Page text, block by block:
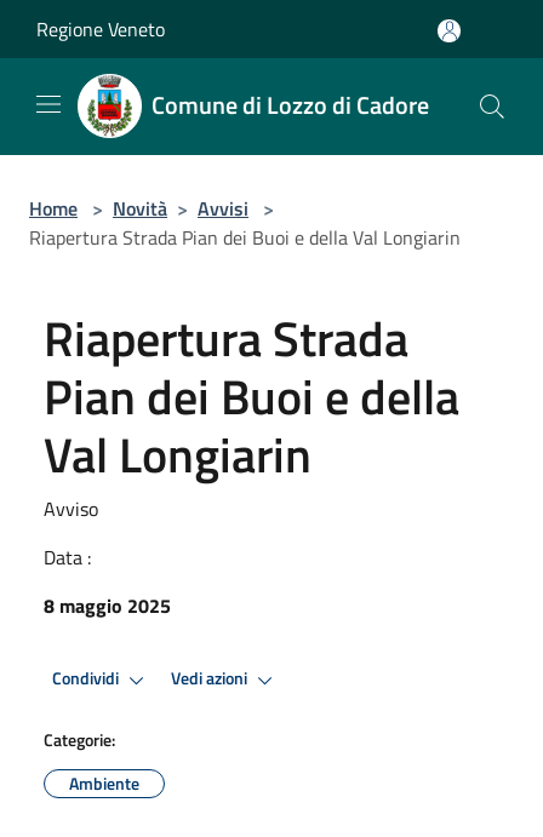
Regione Veneto
Comune di Lozzo di Cadore
Home > Novità > Avvisi >
Riapertura Strada Pian dei Buoi e della Val Longiarin
Riapertura Strada
Pian dei Buoi e della
Val Longiarin
Avviso
Data :
8 maggio 2025
Condividi Vedi azioni
Categorie:
Ambiente